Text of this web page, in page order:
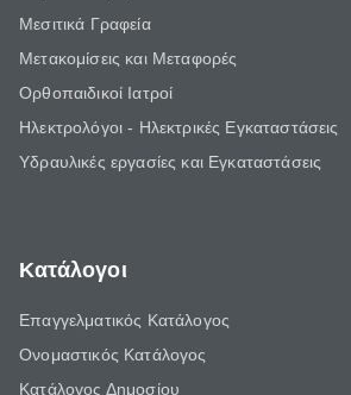
Μεσιτικά Γραφεία
Μετακομίσεις και Μεταφορές
Ορθοπαιδικοί Ιατροί
Ηλεκτρολόγοι - Ηλεκτρικές Εγκαταστάσεις
Υδραυλικές εργασίες και Εγκαταστάσεις
Κατάλογοι
Επαγγελματικός Κατάλογος
Ονομαστικός Κατάλογος
Κατάλογος Δημοσίου